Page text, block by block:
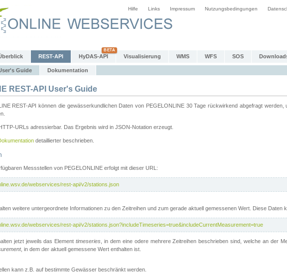
Hilfe Links Impressum Nutzungsbedingungen
REST-API HyDAS-API Visualisierung WMS WFS SOS
Guide Dokumentation
REST-API User's Guide
REST-API können die gewässerkundlichen Daten von PEGELONLINE 30 Tage rückwirkend abgefragt
URLs adressierbar. Das Ergebnis wird in JSON-Notation erzeugt.
detaillierter beschrieben.
Messstellen von PEGELONLINE erfolgt mit dieser URL:
webservices/rest-api/v2/stations.json
weitere untergeordnete Informationen zu den Zeitreihen und zum gerade aktuell gemessenen Wert. Diese Daten
webservices/rest-api/v2/stations.json?includeTimeseries=true&includeCurrentMeasurement=true
jetzt jeweils das Elementtimeseries , in dem eine odere mehrere Zeitreihen beschrieben sind, welche an der
, in dem der aktuell gemessene Wert enthalten ist.
kann z.B. auf bestimmte Gewässer beschränkt werden.